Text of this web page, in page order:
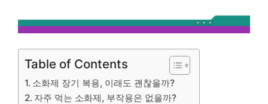
Table of Contents
소화제 장기 복용, 이래도 괜찮을까?
자주 먹는 소화제, 부작용은 없을까?